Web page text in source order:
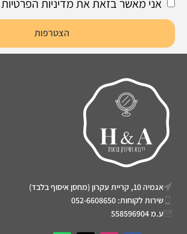
אני מאשר בזאת את מדיניות
הצטרפות
אגמיה 10, קריית עקרון (מחסן איסוף בלבד)
שירות לקוחות: 052-6608650
ע.מ 558596904